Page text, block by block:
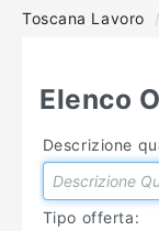
HOME
MANUALISTICA
Toscana Lavoro /
Elenco
Descrizione
Tipo offerta: